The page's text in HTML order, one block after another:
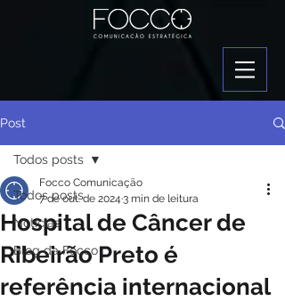
Post
Todos posts
Notícias
Blog da Focco
Todos posts
Hospital de Câncer de
Ribeirão Preto é
referência internacional
Focco Comunicação
7 de out. de 2024 3 min de leitura